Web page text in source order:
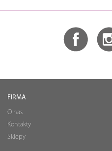
FIRMA
O nas
Kontakty
Sklepy